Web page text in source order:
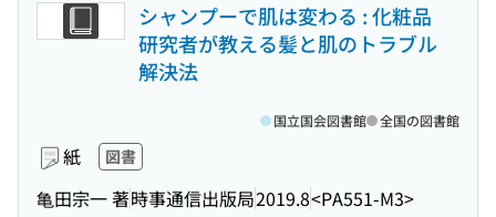
シャンプーで肌は変わる : 化粧品
研究者が教える髪と肌のトラブル
解決法
紙 図書
亀田宗一 著時事通信出版局2019.8<PA551-M3>
国立国会図書館 全国の図書館